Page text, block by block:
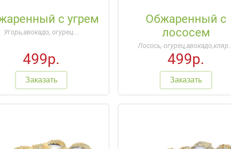
с угрем
Угорь,авокадо, огурец...
499р.
Заказать
Обжаренный с
лососем
Лосось,
499р.
Заказать